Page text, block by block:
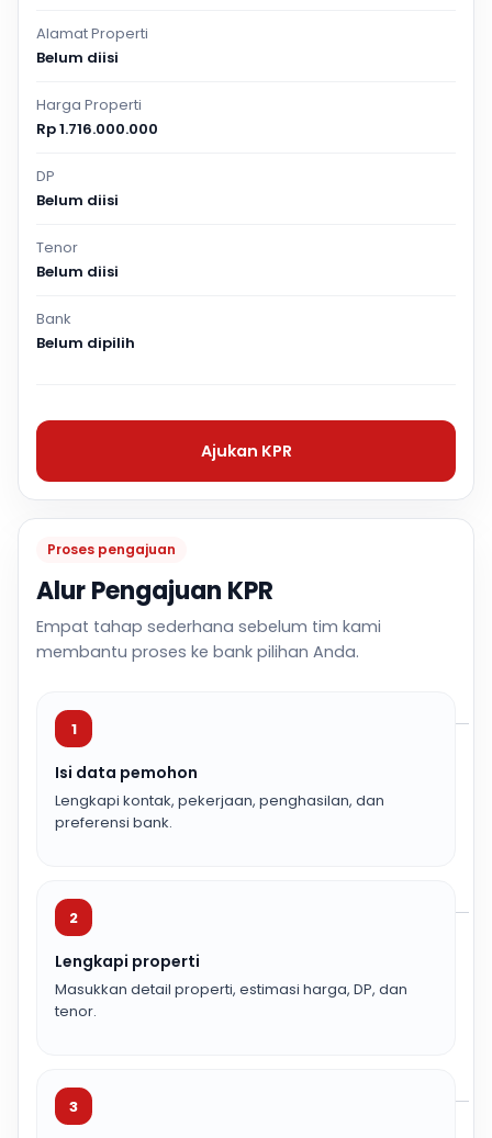
Proses pengajuan
Alur Pengajuan KPR
Empat tahap sederhana sebelum tim kami
membantu proses ke bank pilihan Anda.
1
Isi data pemohon
Lengkapi kontak, pekerjaan, penghasilan, dan
preferensi bank.
2
Lengkapi properti
Masukkan detail properti, estimasi harga, DP, dan
tenor.
3
Alamat Properti
Belum diisi
Harga Properti
Rp 1.716.000.000
DP
Belum diisi
Tenor
Belum diisi
Bank
Belum dipilih
Ajukan KPR